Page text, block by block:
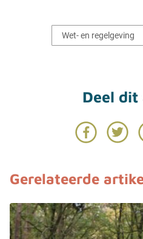
Wet- en regelgeving
Gerelateerde